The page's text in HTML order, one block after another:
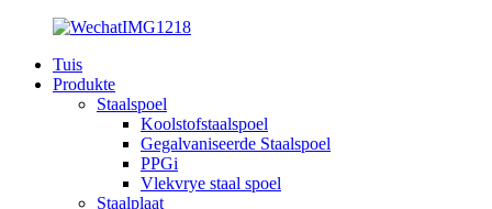
Tuis
Produkte
Staalspoel
Koolstofstaalspoel
Gegalvaniseerde Staalspoel
PPGi
Vlekvrye staal spoel
Staalplaat